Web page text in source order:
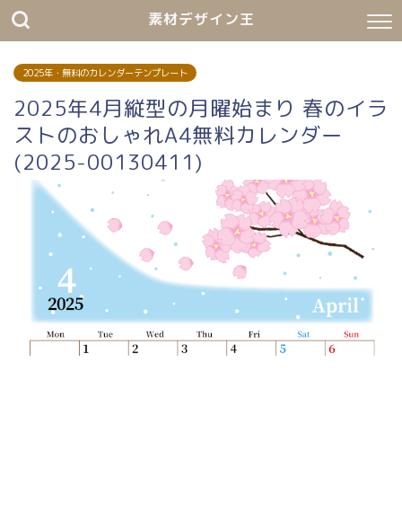
素材デザイン王
2025年・無料のカレンダーテンプレート
2025年4月縦型の月曜始まり 春のイラ
ストのおしゃれA4無料カレンダー
(2025-00130411)